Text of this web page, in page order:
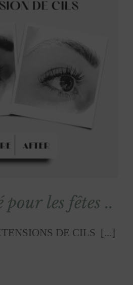
les fêtes ..
DE CILS [...]